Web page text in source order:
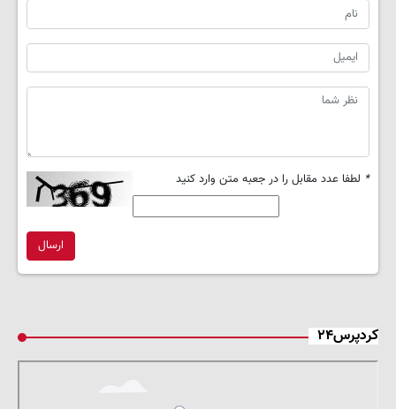
* لطفا عدد مقابل را در جعبه متن وارد کنید
ارسال
کردپرس۲۴